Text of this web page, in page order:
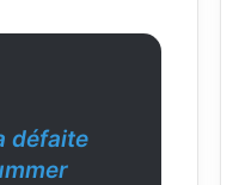
défaite